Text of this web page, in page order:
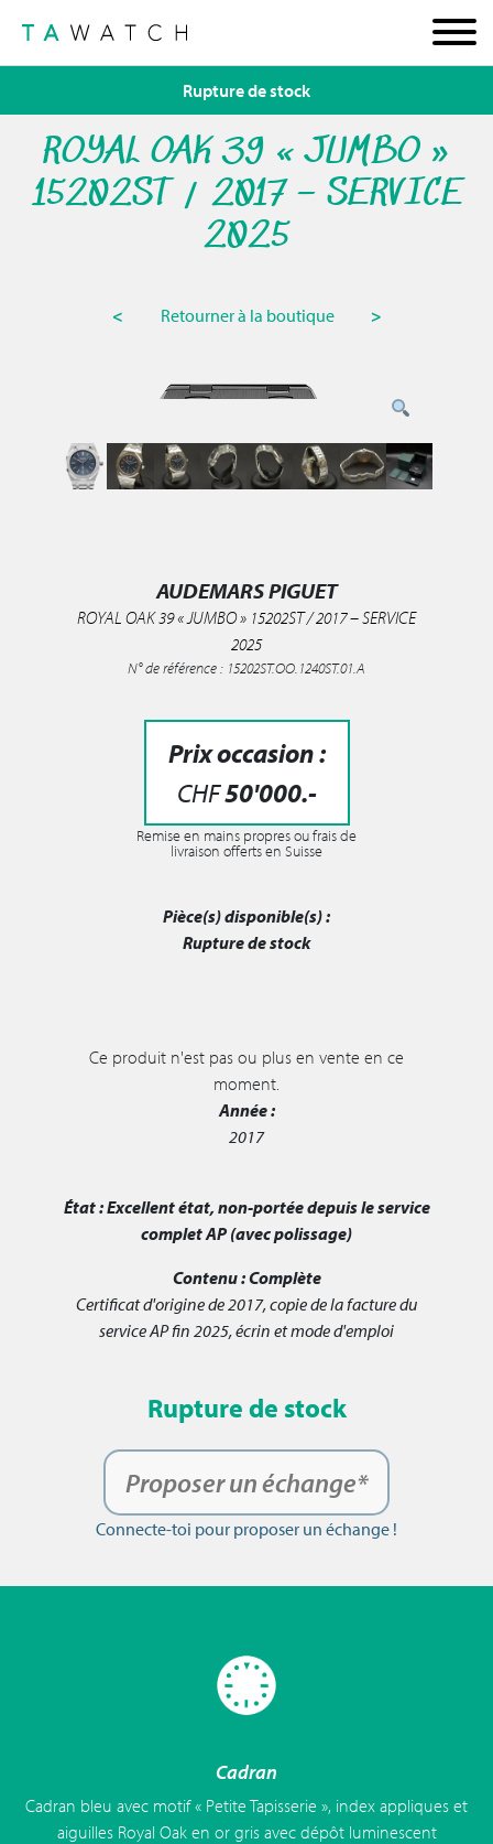
ROYAL OAK 39 « JUMBO »
15202ST / 2017 – SERVICE
2025
< Retourner à la boutique >
AUDEMARS PIGUET
ROYAL OAK 39 « JUMBO » 15202ST / 2017 – SERVICE
2025
N° de référence : 15202ST.OO.1240ST.01.A
Prix occasion :
CHF50'000.-
Remise en mains propres ou frais de
livraison offerts en Suisse
Pièce(s) disponible(s) :
Rupture de stock
Rupture de stock
Ce produit n'est pas ou plus en vente en ce
moment.
Année :
2017
État :Excellent état, non-portée depuis le service
complet AP (avec polissage)
Contenu :Complète
Certificat d'origine de 2017, copie de la facture du
service AP fin 2025, écrin et mode d'emploi
Rupture de stock
Proposer un échange*
Connecte-toi pour proposer un échange !
Cadran
Cadran bleu avec motif « Petite Tapisserie », index appliques et
aiguilles Royal Oak en or gris avec dépôt luminescent